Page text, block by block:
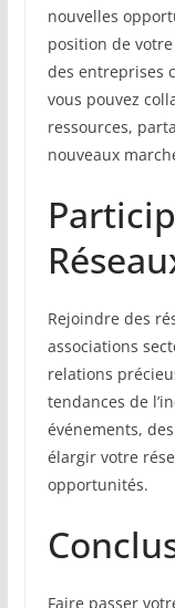
nouvelles
position de
des entreprises
vous pouvez
ressources,
nouveaux
Rejoindre des
associations
relations
tendances de
événements,
élargir votre
opportunités.
Faire passer